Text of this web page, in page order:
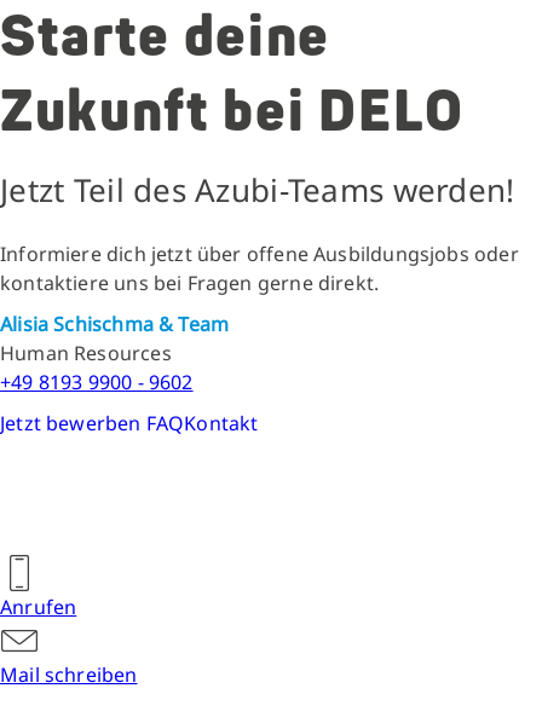
Starte deine
Zukunft bei DELO
Jetzt Teil des Azubi-Teams werden!
Informiere dich jetzt über offene Ausbildungsjobs oder
kontaktiere uns bei Fragen gerne direkt.
Alisia Schischma & Team
Human Resources
+49 8193 9900 - 9602
Jetzt bewerben FAQKontakt
Anrufen
Mail schreiben